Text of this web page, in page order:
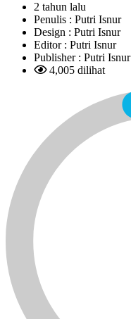
2 tahun lalu
Penulis : Putri Isnur
Design : Putri Isnur
Editor : Putri Isnur
Publisher : Putri Isnur
4,005 dilihat